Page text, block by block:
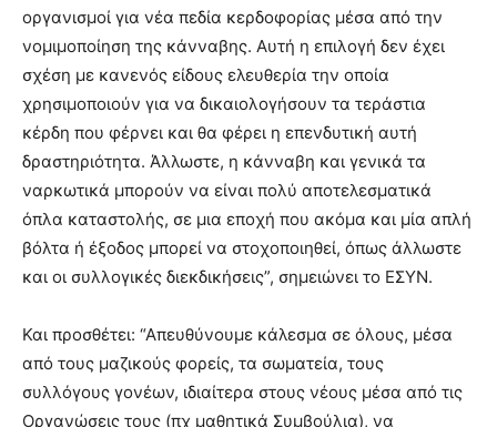
οργανισμοί για νέα πεδία κερδοφορίας μέσα από την
νομιμοποίηση της κάνναβης. Αυτή η επιλογή δεν έχει
σχέση με κανενός είδους ελευθερία την οποία
χρησιμοποιούν για να δικαιολογήσουν τα τεράστια
κέρδη που φέρνει και θα φέρει η επενδυτική αυτή
δραστηριότητα. Άλλωστε, η κάνναβη και γενικά τα
ναρκωτικά μπορούν να είναι πολύ αποτελεσματικά
όπλα καταστολής, σε μια εποχή που ακόμα και μία απλή
βόλτα ή έξοδος μπορεί να στοχοποιηθεί, όπως άλλωστε
και οι συλλογικές διεκδικήσεις”, σημειώνει το ΕΣΥΝ.
Και προσθέτει: “Απευθύνουμε κάλεσμα σε όλους, μέσα
από τους μαζικούς φορείς, τα σωματεία, τους
συλλόγους γονέων, ιδιαίτερα στους νέους μέσα από τις
Οργανώσεις τους (πχ μαθητικά Συμβούλια), να